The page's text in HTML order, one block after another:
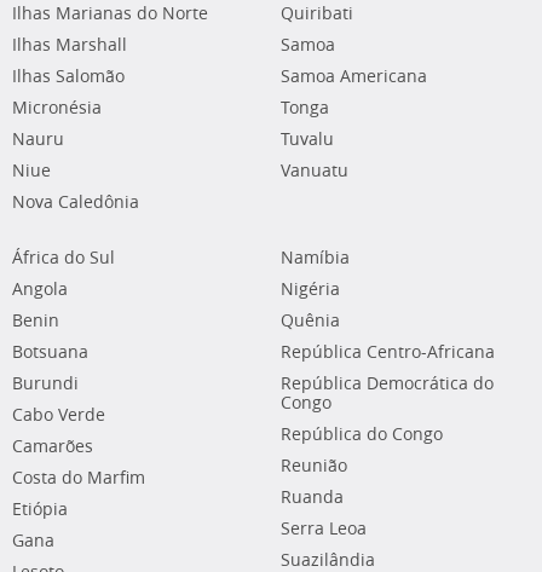
Ilhas Marianas do Norte
Ilhas Marshall
Ilhas Salomão
Micronésia
Nauru
Niue
Nova Caledônia
Quiribati
Samoa
Samoa Americana
Tonga
Tuvalu
Vanuatu
África do Sul
Angola
Benin
Botsuana
Burundi
Cabo Verde
Camarões
Costa do Marfim
Etiópia
Gana
Namíbia
Nigéria
Quênia
República Centro-Africana
República Democrática do
Congo
República do Congo
Reunião
Ruanda
Serra Leoa
Suazilândia